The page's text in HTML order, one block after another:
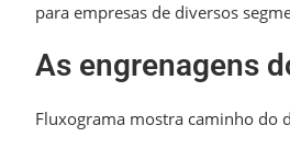
para empresas de diversos
As engrenagens
Fluxograma mostra caminho do